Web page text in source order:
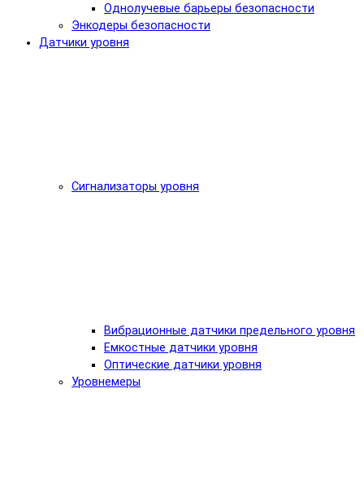
Однолучевые барьеры безопасности
Энкодеры безопасности
Датчики уровня
Сигнализаторы уровня
Вибрационные датчики предельного уровня
Емкостные датчики уровня
Оптические датчики уровня
Уровнемеры